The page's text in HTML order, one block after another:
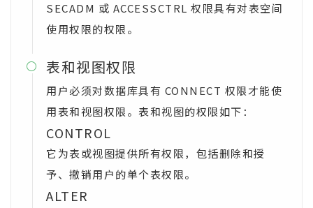
SECADM 或 ACCESSCTRL 权限具有对表空间
使用权限的权限。
 表和视图权限
用户必须对数据库具有 CONNECT 权限才能使
用表和视图权限。表和视图的权限如下：
CONTROL
它为表或视图提供所有权限，包括删除和授
予、撤销用户的单个表权限。
ALTER